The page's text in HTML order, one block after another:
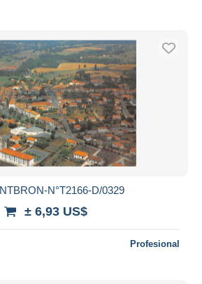
N°T2166-D/0329
± 6,93 US$
Profesional